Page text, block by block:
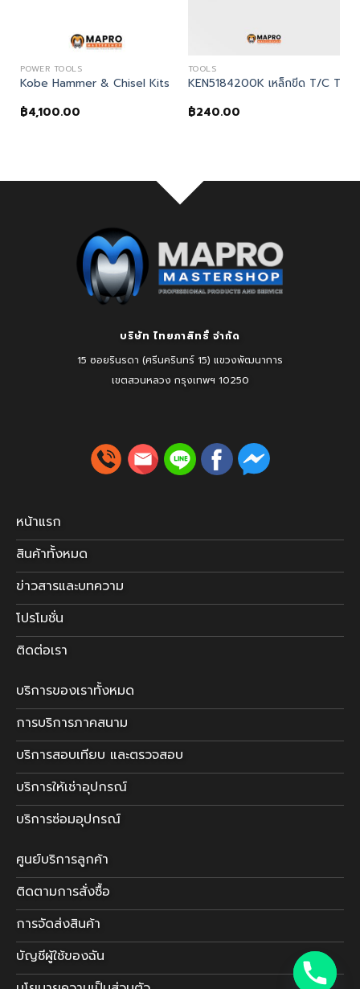
POWER TOOLS
Kobe Hammer & Chisel Kits HP2090K
฿4,100.00
TOOLS
KEN5184200K เหล็กขีด T/C
฿240.00
SCRIBER
บริษัท ไทยภาสิทธิ์ จำกัด
15 ซอยรินรดา (ศรีนครินทร์ 15) แขวงพัฒนาการ
เขตสวนหลวง กรุงเทพฯ 10250
หน้าแรก
สินค้าทั้งหมด
ข่าวสารและบทความ
โปรโมชั่น
ติดต่อเรา
บริการของเราทั้งหมด
การบริการภาคสนาม
บริการสอบเทียบ และตรวจสอบ
บริการให้เช่าอุปกรณ์
บริการซ่อมอุปกรณ์
ศูนย์บริการลูกค้า
ติดตามการสั่งซื้อ
การจัดส่งสินค้า
บัญชีผู้ใช้ของฉัน